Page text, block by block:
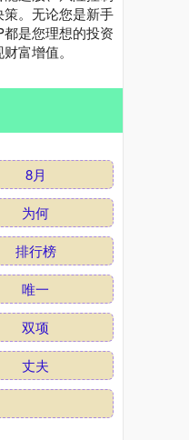
。无论您是新手
是您理想的投资
富增值。
8月
为何
排行榜
唯一
双项
丈夫